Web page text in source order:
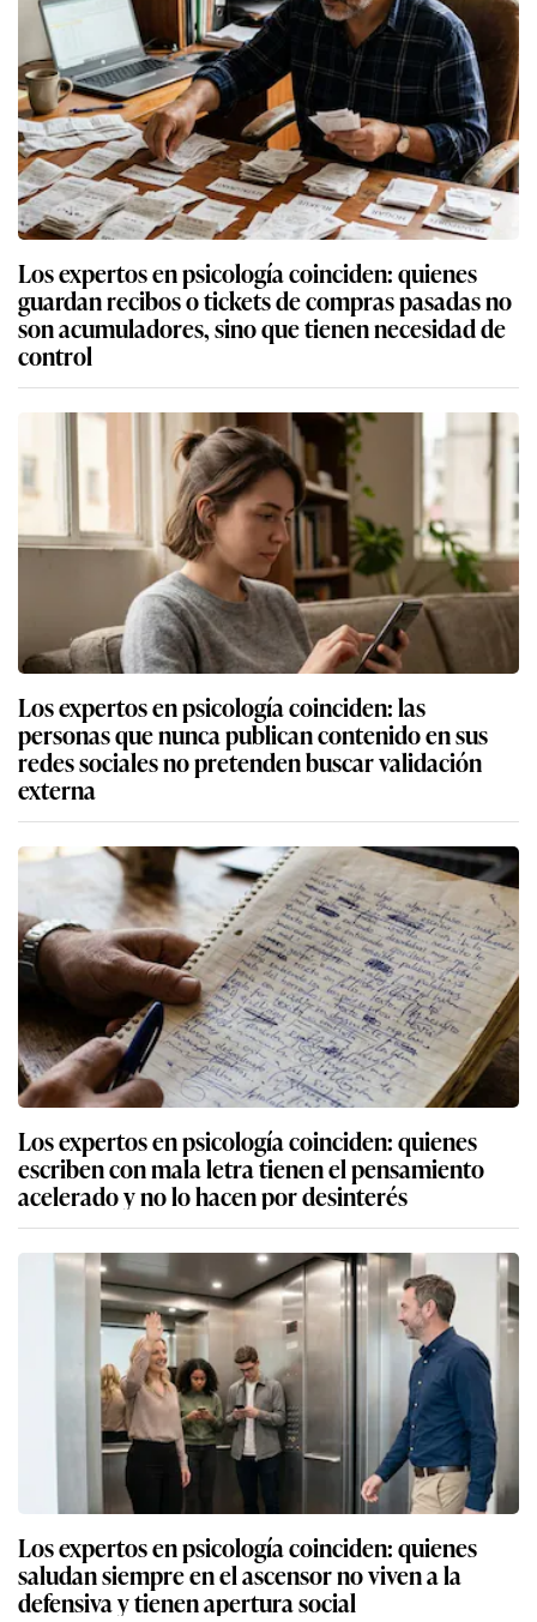
Los expertos en psicología coinciden: quienes
guardan recibos o tickets de compras pasadas no
son acumuladores, sino que tienen necesidad de
control
Los expertos en psicología coinciden: las
personas que nunca publican contenido en sus
redes sociales no pretenden buscar validación
externa
Los expertos en psicología coinciden: quienes
escriben con mala letra tienen el pensamiento
acelerado y no lo hacen por desinterés
Los expertos en psicología coinciden: quienes
saludan siempre en el ascensor no viven a la
defensiva y tienen apertura social